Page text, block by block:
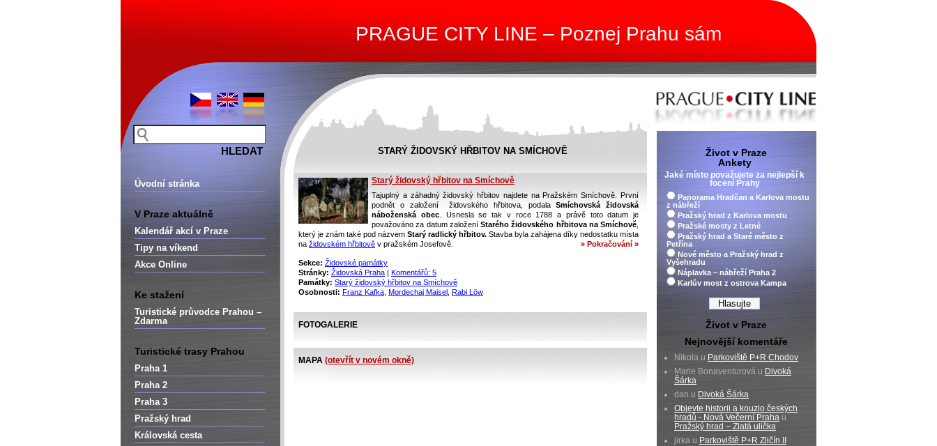
PRAGUE CITY LINE – Poznej Prahu sám
Úvodní stránka
V Praze aktuálně
Kalendář akcí v Praze
Tipy na víkend
Akce Online
Ke stažení
Turistické průvodce Prahou –
Zdarma
Turistické trasy Prahou
Praha 1
Praha 2
Praha 3
Pražský hrad
Královská cesta
STARÝ ŽIDOVSKÝ HŘBITOV NA SMÍCHOVĚ
Starý židovský hřbitov na Smíchově
Tajuplný a záhadný židovský hřbitov najdete na Pražském Smíchově. První
podnět o založení židovského hřbitova, podalaSmíchovská židovská
náboženská obec. Usnesla se tak v roce 1788 a právě toto datum je
považováno za datum založení Starého židovského hřbitova na Smíchově
který je znám také pod názvem Starý radlický hřbitov. Stavba byla zahájena díky nedostatku místa
na židovském hřbitově v pražském Josefově. » Pokračování »
Sekce: Židovské památky
Stránky: Židovská Praha | Komentářů: 5
Památky: Starý židovský hřbitov na Smíchově
Osobnosti: Franz Kafka Mordechaj Maisel Rabi Löw
FOTOGALERIE
MAPA (otevřít v novém okně)
Život v Praze
Ankety
Jaké místo považujete za nejlepší k
focení Prahy
Panorama Hradčan a Karlova mostu
z nábřeží
Pražský hrad z Karlova mostu
Pražské mosty z Letné
Pražský hrad a Staré město z
Petřína
Nové město a Pražský hrad z
Vyšehradu
Náplavka – nábřeží Praha 2
Karlův most z ostrova Kampa
Život v Praze
Nejnovější komentáře
Nikola u Parkoviště P+R Chodov
Marie Bonaventurová u Divoká
Šárka
dan u Divoká Šárka
Objevte historii a kouzlo českých
hradů - Nová Večerní Praha u
Pražský hrad – Zlatá ulička
jirka u Parkoviště P+R Zličín II